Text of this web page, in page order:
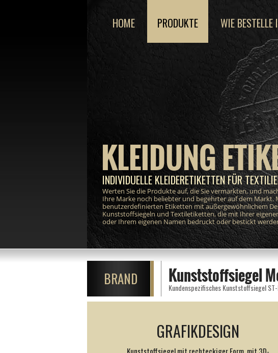
KLEIDUNG
INDIVIDUELLE KLEIDERETIKETTEN FÜR
Werten Sie die Produkte auf, die Sie vermarkten, und
Ihre Marke noch beliebter und begehrter auf dem Markt.
benutzerdefinierten Etiketten mit außergewöhnlichem
Kunststoffsiegeln und Textiletiketten, die mit Ihrer
oder Ihrem eigenen Namen bedruckt oder bestickt
HOME PRODUKTE WIE BESTELLE
BRAND Kunststoffsiegel
GRAFIKDESIGN
Kunststoffsiegel mit rechteckiger Form, mit 3D-